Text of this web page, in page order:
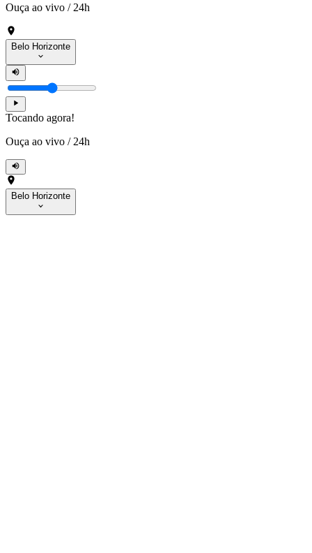
Ouça ao vivo / 24h
Belo Horizonte
Tocando agora!
Ouça ao vivo / 24h
Belo Horizonte